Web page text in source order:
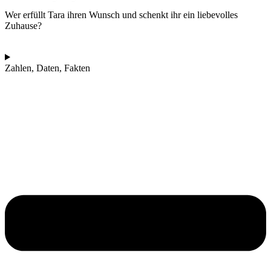
Wer erfüllt Tara ihren Wunsch und schenkt ihr ein lie­be­vol­les
Zuhau­se?
Zahlen, Daten, Fakten